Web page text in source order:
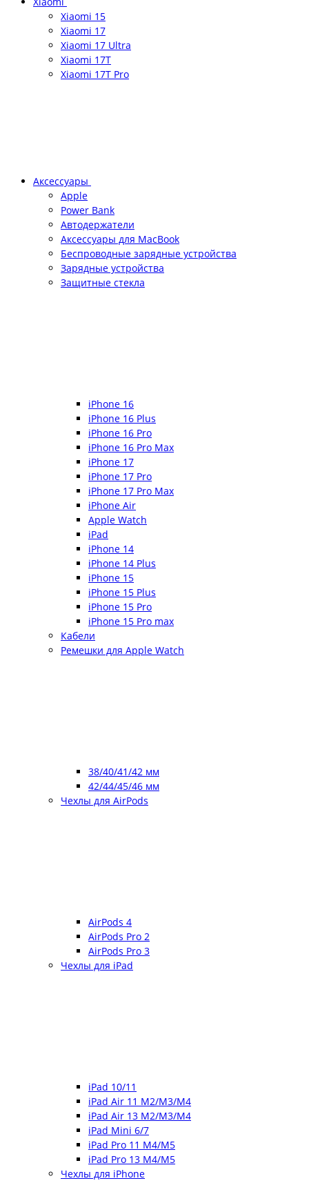
Xiaomi 15
Xiaomi 17
Xiaomi 17 Ultra
Xiaomi 17T
Xiaomi 17T Pro
Аксессуары
Apple
Power Bank
Автодержатели
Аксессуары для MacBook
Беспроводные зарядные устройства
Зарядные устройства
Защитные стекла
iPhone 16
iPhone 16 Plus
iPhone 16 Pro
iPhone 16 Pro Max
iPhone 17
iPhone 17 Pro
iPhone 17 Pro Max
iPhone Air
Apple Watch
iPad
iPhone 14
iPhone 14 Plus
iPhone 15
iPhone 15 Plus
iPhone 15 Pro
iPhone 15 Pro max
Кабели
Ремешки для Apple Watch
38/40/41/42 мм
42/44/45/46 мм
Чехлы для AirPods
AirPods 4
AirPods Pro 2
AirPods Pro 3
Чехлы для iPad
iPad 10/11
iPad Air 11 M2/M3/M4
iPad Air 13 M2/M3/M4
iPad Mini 6/7
iPad Pro 11 M4/M5
iPad Pro 13 M4/M5
Чехлы для iPhone